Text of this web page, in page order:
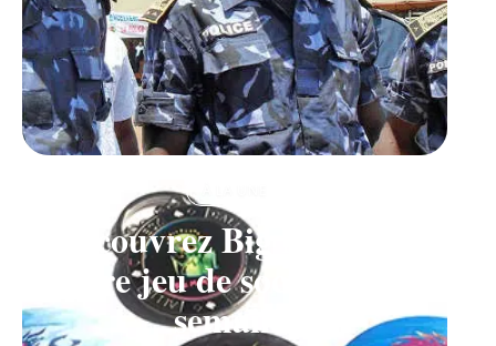
Découvrez Big Monster,
notre jeu de société de la
semaine